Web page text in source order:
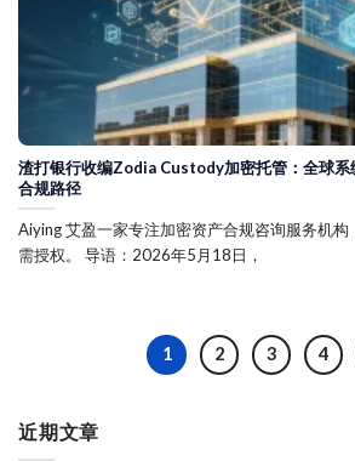
近期文章
渣打银行收编Zodia Custody加密托管：全球系
合规路径
Aiying 艾盈一家专注加密资产合规咨询服务机
需授权。 导语：2026年5月18日，
1 2 3 4